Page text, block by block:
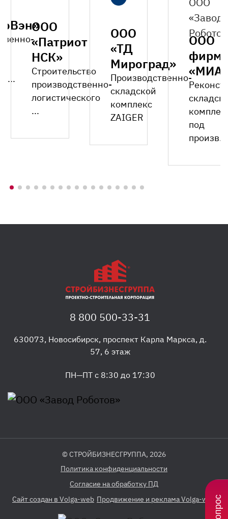
ООО
«Патриот
НСК»
Строительство
производственно-
логистического
...
ООО
«ТД
Мироград»
Производственно-
складской
комплекс
ZAIGER
ООО
под
произв...
8 800 500-33-31
630073, Новосибирск, проспект Карла Маркса, д.
57, 6 этаж
ПН—ПТ с 8:30 до 17:30
© СТРОЙБИЗНЕСГРУППА, 2026
Политика конфиденциальности
Согласие на обработку ПД
Сайт создан в Volga-web Продвижение и реклама Volga-web